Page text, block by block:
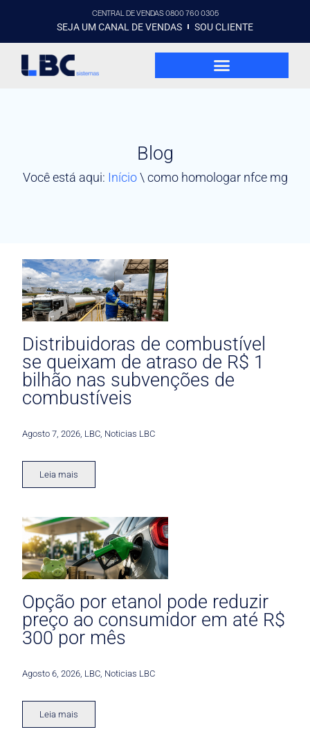
CENTRAL DE VENDAS 0800 760 0305
SEJA UM CANAL DE VENDAS SOU CLIENTE
Blog
Você está aqui: Início\ como homologar nfce mg
Distribuidoras de combustível
se queixam de atraso de R$ 1
bilhão nas subvenções de
combustíveis
Agosto 7, 2026 LBC Noticias LBC
Leia mais
Opção por etanol pode reduzir
preço ao consumidor em até R$
300 por mês
Agosto 6, 2026 LBC Noticias LBC
Leia mais